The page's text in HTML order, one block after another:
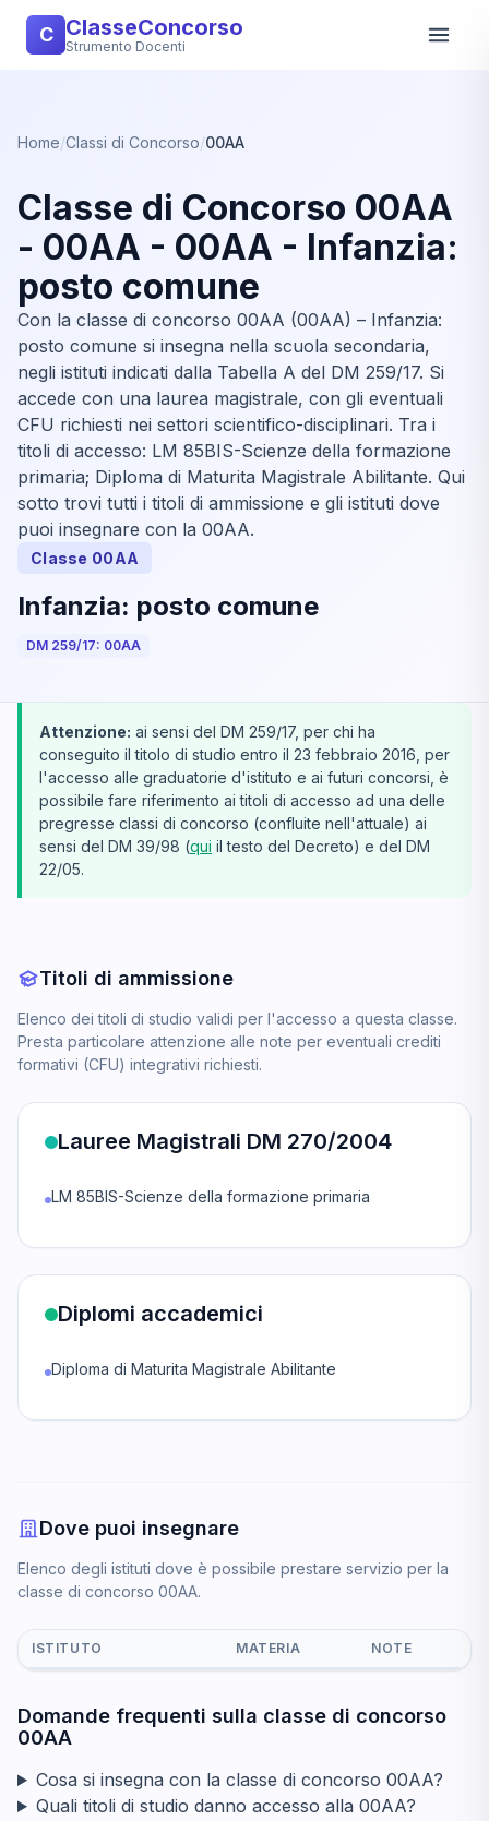
C ClasseConcorso
Strumento Docenti
Home/Classi di Concorso/00AA
Classe di Concorso 00AA
- 00AA - 00AA - Infanzia:
posto comune
Con la classe di concorso 00AA (00AA) – Infanzia:
posto comune si insegna nella scuola secondaria,
negli istituti indicati dalla Tabella A del DM 259/17. Si
accede con una laurea magistrale, con gli eventuali
CFU richiesti nei settori scientifico-disciplinari. Tra i
titoli di accesso: LM 85BIS-Scienze della formazione
primaria; Diploma di Maturita Magistrale Abilitante. Qui
sotto trovi tutti i titoli di ammissione e gli istituti dove
puoi insegnare con la 00AA.
Classe 00AA
Infanzia: posto comune
DM 259/17: 00AA
Attenzione: ai sensi del DM 259/17, per chi ha
conseguito il titolo di studio entro il 23 febbraio 2016, per
l'accesso alle graduatorie d'istituto e ai futuri concorsi, è
possibile fare riferimento ai titoli di accesso ad una delle
pregresse classi di concorso (confluite nell'attuale) ai
sensi del DM 39/98 (qui il testo del Decreto) e del DM
22/05.
Titoli di ammissione
Elenco dei titoli di studio validi per l'accesso a questa classe.
Presta particolare attenzione alle note per eventuali crediti
formativi (CFU) integrativi richiesti.
Lauree Magistrali DM 270/2004
LM 85BIS-Scienze della formazione primaria
Diplomi accademici
Diploma di Maturita Magistrale Abilitante
Dove puoi insegnare
Elenco degli istituti dove è possibile prestare servizio per la
classe di concorso 00AA.
ISTITUTO MATERIA NOTE
Domande frequenti sulla classe di concorso
00AA
Cosa si insegna con la classe di concorso 00AA?
Quali titoli di studio danno accesso alla 00AA?